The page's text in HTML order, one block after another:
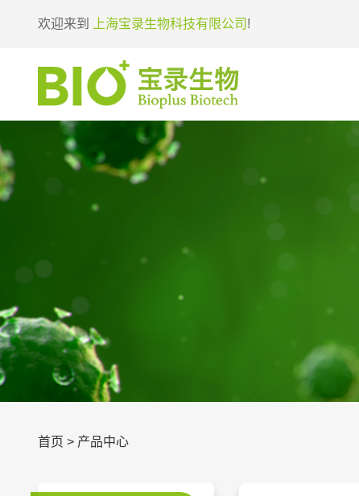
欢迎来到 上海宝录生物科技有限公司 !
首页 > 产品中心